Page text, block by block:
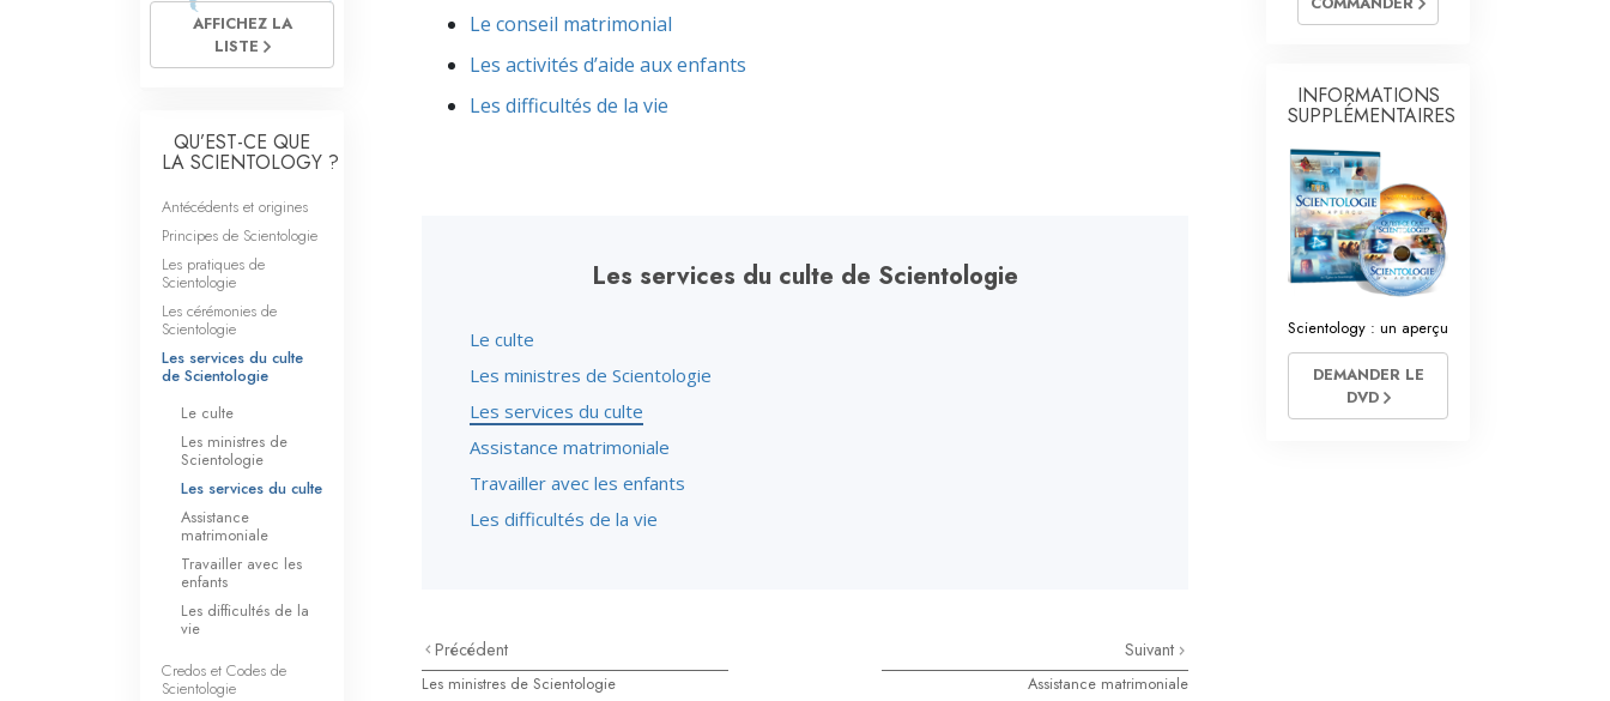
Qu’est-ce que la grandeur ? L’échelle des tons émotionnels
Des outils pour le monde du travail
L’éthique et les conditions
La raison de l’oppression
Les fondements de l’organisation
Les fondements des relations publiques
Le conseil matrimonial
Les activités d’aide aux enfants
Les difficultés de la vie
Les services du culte de Scientologie
Le culte
Les ministres de Scientologie
Les services du culte
Assistance matrimoniale
Travailler avec les enfants
Les difficultés de la vie
Précédent
Les ministres de Scientologie
Suivant
Assistance matrimoniale
AFFICHEZ LA
LISTE
QU’EST-CE QUE
LA SCIENTOLOGY ?
Antécédents et origines
Principes de Scientologie
Les pratiques de
Scientologie
Les cérémonies de
Scientologie
Les services du culte
de Scientologie
Le culte
Les ministres de
Scientologie
Les services du culte
Assistance
matrimoniale
Travailler avec les
enfants
Les difficultés de la
vie
Credos et Codes de
Scientologie
INFORMATIONS
SUPPLÉMENTAIRES
Scientology : un aperçu
DEMANDER LE
DVD